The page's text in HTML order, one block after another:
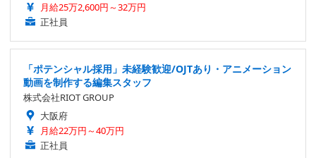
月給25万2,600円～32万円
正社員
「ポテンシャル採用」未経験歓迎/OJTあり・アニメーション
動画を制作する編集スタッフ
株式会社RIOT GROUP
大阪府
月給22万円～40万円
正社員